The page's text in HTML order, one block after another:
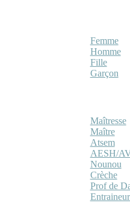
Femme
Homme
Fille
Garçon
Maîtresse
Maître
Atsem
AESH/
Nounou
Crèche
Prof de